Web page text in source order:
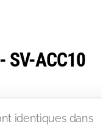
SV-ACC10
identiques dans